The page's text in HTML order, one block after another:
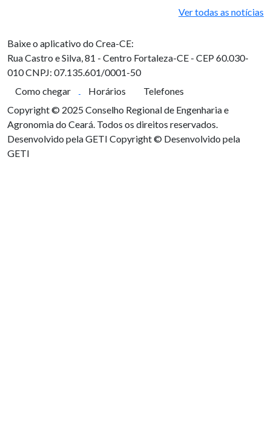
Ver todas as notícias
Baixe o aplicativo do Crea-CE:
Rua Castro e Silva, 81 - Centro Fortaleza-CE - CEP 60.030-
010CNPJ: 07.135.601/0001-50
Como chegar
Horários
Telefones
Copyright © 2025 Conselho Regional de Engenharia e
Agronomia do Ceará. Todos os direitos reservados.
Desenvolvido pela GETI Copyright © Desenvolvido pela
GETI